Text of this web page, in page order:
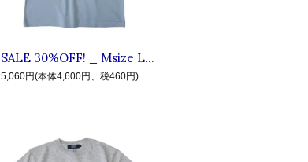
SALE 30%OFF! _ Msize L.I.F.E #2 BHK ◆ LIVE IN FAB EARTH リブインファブアース : 半袖グラフィックTシャツ Asid Blue
5,060円(本体4,600円、税460円)